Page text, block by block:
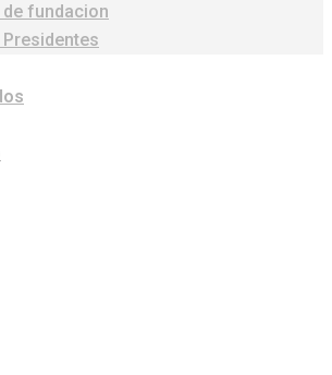
de fundacion
Presidentes